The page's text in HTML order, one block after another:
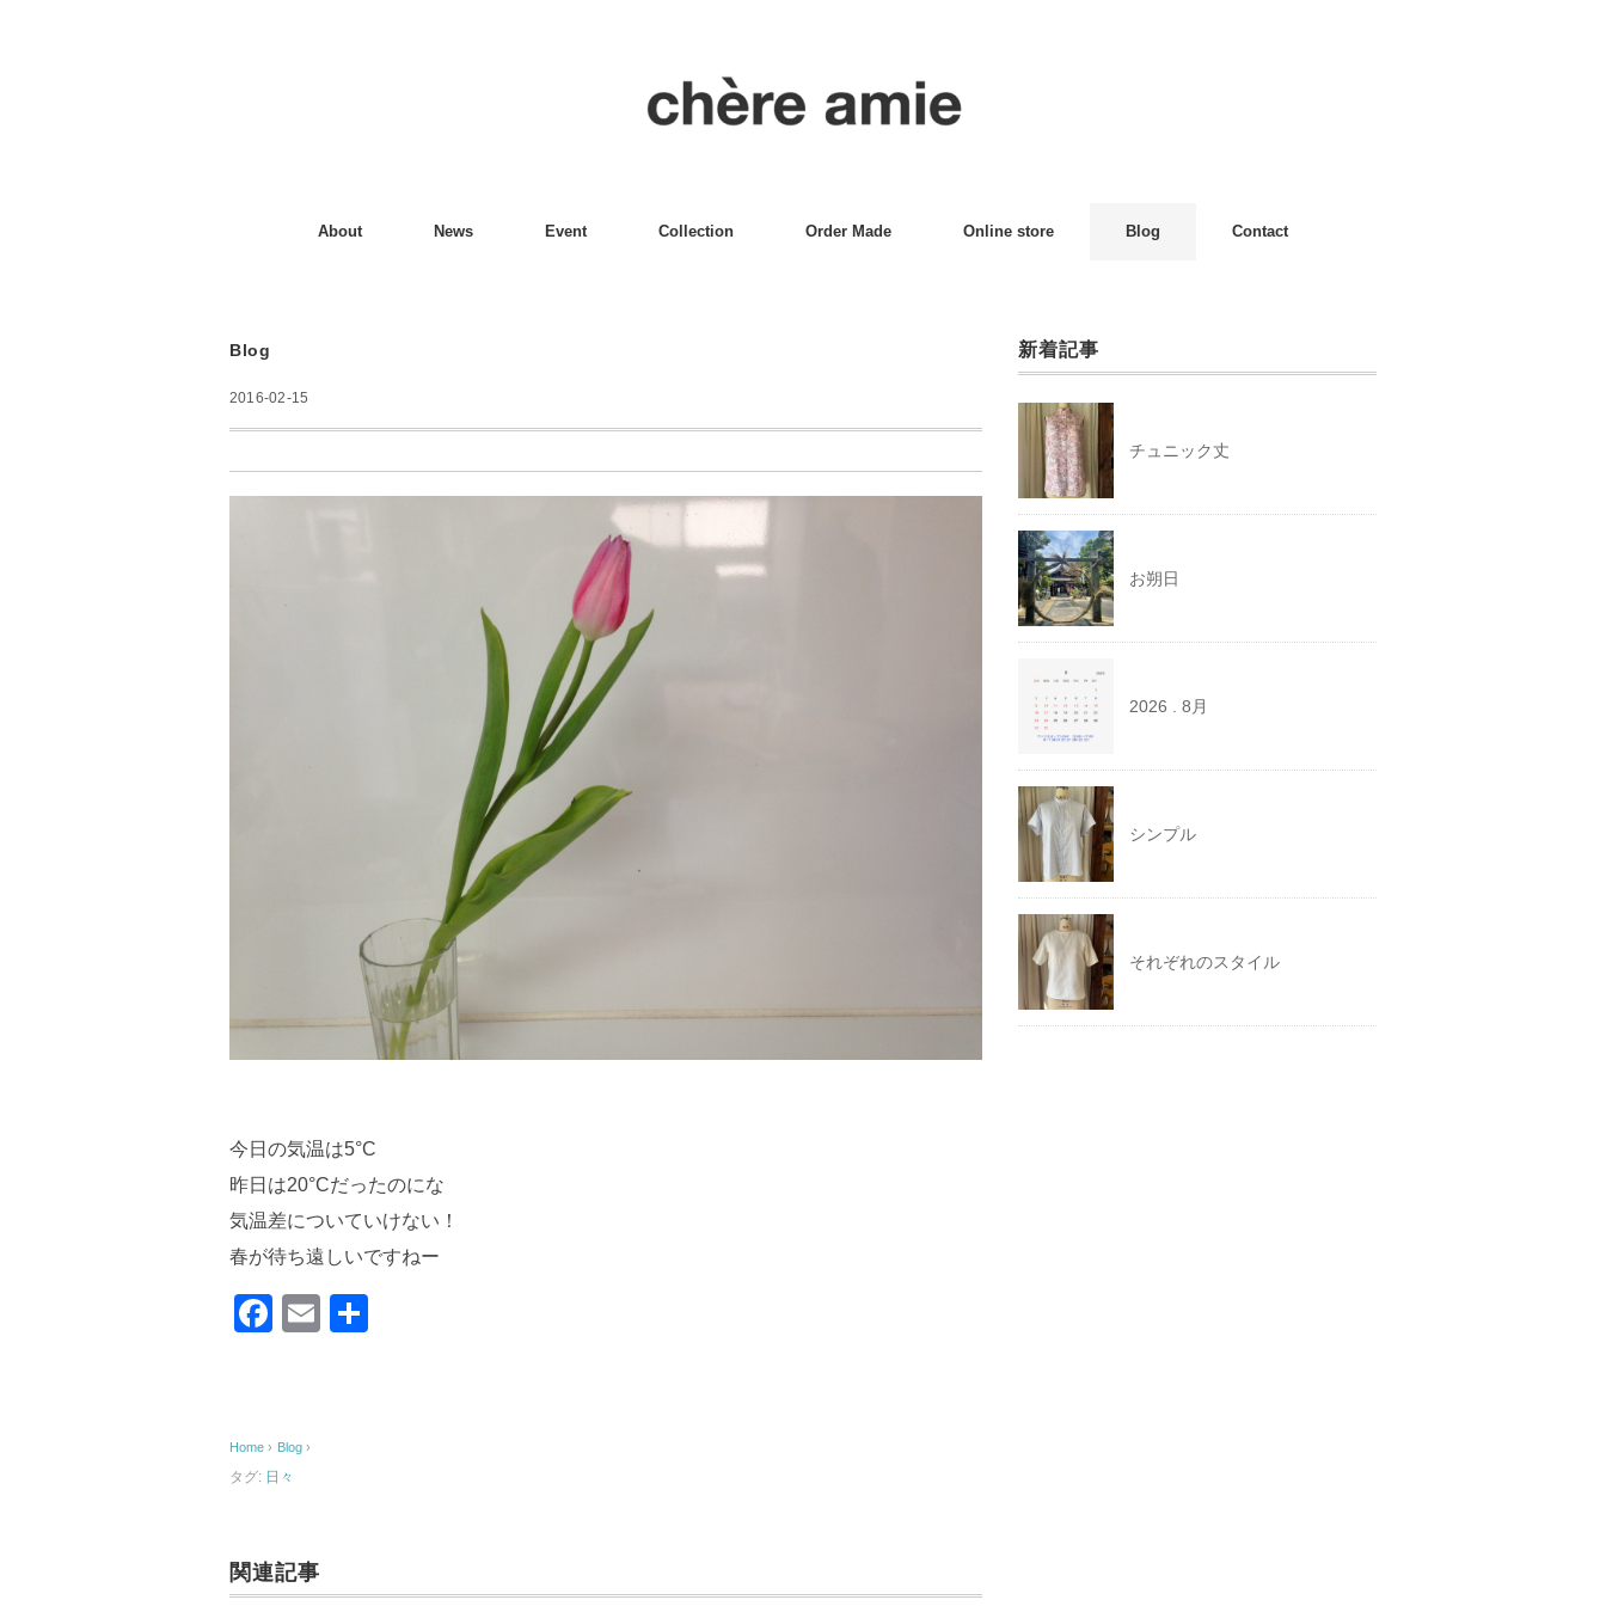
About News Event Collection Order Made Online store Blog Contact
Blog
2016-02-15
今日の気温は5°C
昨日は20°Cだったのにな
気温差についていけない！
春が待ち遠しいですねー
F
b
k
E
Home › Blog ›
タグ: 日々
関連記事
新着記事
チュニック丈
お朔日
2026 . 8月
シンプル
それぞれのスタイル